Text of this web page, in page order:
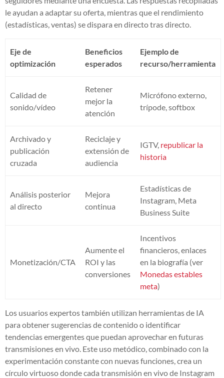
le ayudan a adaptar su oferta, mientras que el rendimiento
(estadísticas, ventas) se dispara en directo tras directo.
Eje de
optimización
Beneficios
esperados
Ejemplo de
recurso/herramienta
Calidad de
sonido/vídeo
Retener
mejor la
atención
Micrófono externo,
trípode, softbox
Archivado y
publicación
cruzada
Reciclaje y
extensión de
audiencia
IGTV, republicar la
historia
Análisis posterior
al directo
Mejora
continua
Estadísticas de
Instagram, Meta
Business Suite
Monetización/CTA
Aumente el
ROI y las
conversiones
Incentivos
financieros, enlaces
en la biografía (ver
Monedas estables
meta)
Los usuarios expertos también utilizan herramientas de IA
para obtener sugerencias de contenido o identificar
tendencias emergentes que puedan aprovechar en futuras
transmisiones en vivo. Este uso metódico, combinado con la
experimentación constante con nuevas funciones, crea un
círculo virtuoso donde cada transmisión en vivo de Instagram